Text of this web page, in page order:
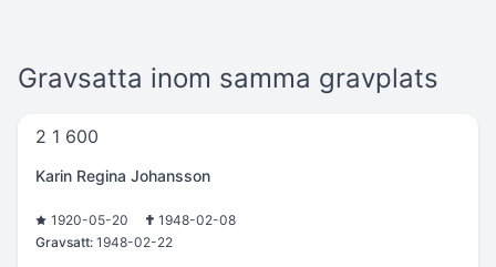
Gravsatta inom samma gravplats
2 1 600
Karin Regina Johansson
1920-05-20
1948-02-08
Gravsatt: 1948-02-22